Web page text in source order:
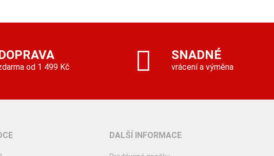
od 1 499 Kč
SNADNÉ
vrácení a výměna
DALŠÍ INFORMACE